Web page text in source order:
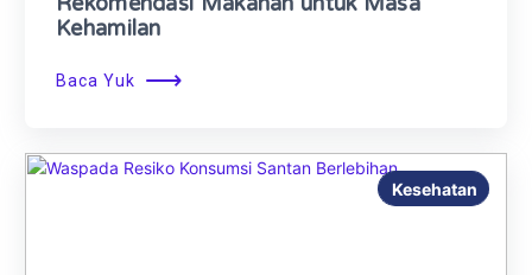
Kehamilan
Baca Yuk ⟶
Kesehatan